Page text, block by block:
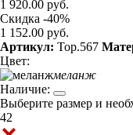
1 920.00 руб.
Скидка -40%
1 152.00 руб.
Артикул: Top.567
Цвет:
меланж
Наличие:
Выберите размер и
42